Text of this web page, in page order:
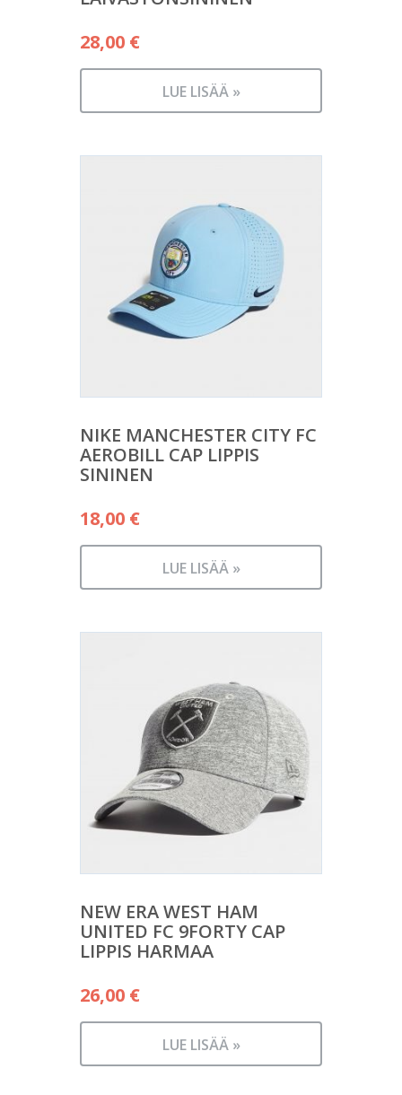
28,00 €
LUE LISÄÄ »
NIKE MANCHESTER CITY FC
AEROBILL CAP LIPPIS
SININEN
18,00 €
LUE LISÄÄ »
NEW ERA WEST HAM
UNITED FC 9FORTY CAP
LIPPIS HARMAA
26,00 €
LUE LISÄÄ »